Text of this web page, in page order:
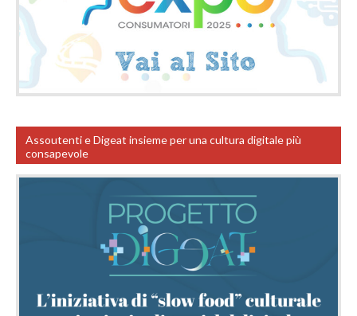
Assoutenti e Digeat insieme per una cultura digitale più
consapevole